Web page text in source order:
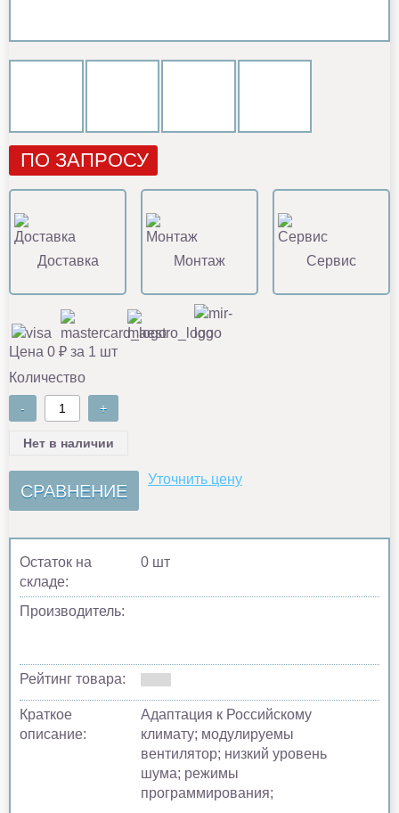
ПО ЗАПРОСУ
Доставка Монтаж Сервис
Цена 0 ₽ за 1 шт
Количество
- +
Нет в наличии
СРАВНЕНИЕ
Уточнить цену
Остаток на
складе:
0 шт
Производитель:
Рейтинг товара:
Краткое
описание:
Адаптация к Российскому
климату; модулируемы
вентилятор; низкий уровень
шума; режимы
программирования;